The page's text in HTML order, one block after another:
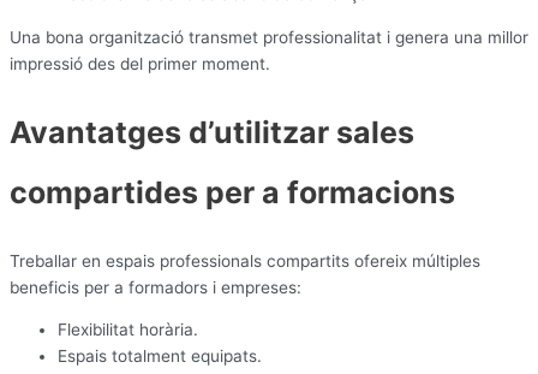
Una bona organització transmet professionalitat i genera una millor
impressió des del primer moment.
Avantatges d’utilitzar sales
compartides per a formacions
Treballar en espais professionals compartits ofereix múltiples
beneficis per a formadors i empreses:
Flexibilitat horària.
Espais totalment equipats.